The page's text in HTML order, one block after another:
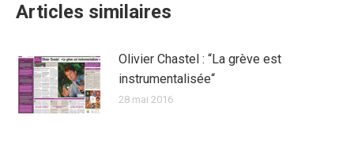
Articles similaires
Olivier Chastel : “La grève est
instrumentalisée“
28 mai 2016